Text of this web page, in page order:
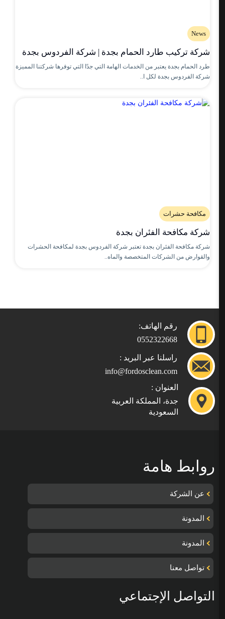
News
شركة تركيب طارد الحمام بجدة | شركة الفردوس بجدة
طرد الحمام بجدة يعتبر من الخدمات الهامة التي جدًا التي توفرها شركتنا المميزة
شركة الفردوس بجدة لكل ا..
مكافحة حشرات
شركة مكافحة الفئران بجدة
شركة مكافحة الفئران بجدة تعتبر شركة الفردوس بجدة لمكافحة الحشرات
والقوارض من الشركات المتخصصة والماه..
رقم الهاتف:
0552322668
راسلنا عبر البريد :
info@fordosclean.com
العنوان :
جدة، المملكة العربية
السعودية
روابط هامة
عن الشركة
المدونة
المدونة
تواصل معنا
التواصل الإجتماعي